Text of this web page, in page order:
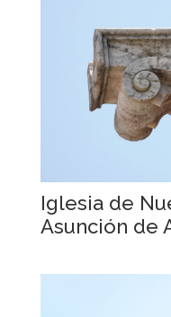
Iglesia de
Asunción de